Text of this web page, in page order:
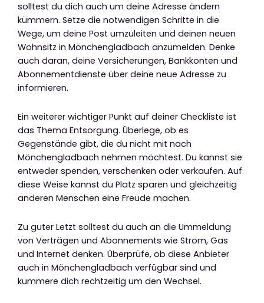
solltest du dich auch um deine Adresse ändern
kümmern. Setze die notwendigen Schritte in die
Wege, um deine Post umzuleiten und deinen neuen
Wohnsitz in Mönchengladbach anzumelden. Denke
auch daran, deine Versicherungen, Bankkonten und
Abonnementdienste über deine neue Adresse zu
informieren.
Ein weiterer wichtiger Punkt auf deiner Checkliste ist
das Thema Entsorgung. Überlege, ob es
Gegenstände gibt, die du nicht mit nach
Mönchengladbach nehmen möchtest. Du kannst sie
entweder spenden, verschenken oder verkaufen. Auf
diese Weise kannst du Platz sparen und gleichzeitig
anderen Menschen eine Freude machen.
Zu guter Letzt solltest du auch an die Ummeldung
von Verträgen und Abonnements wie Strom, Gas
und Internet denken. Überprüfe, ob diese Anbieter
auch in Mönchengladbach verfügbar sind und
kümmere dich rechtzeitig um den Wechsel.